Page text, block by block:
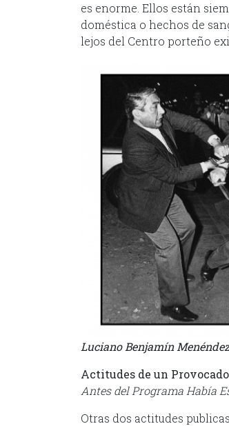
es enorme. Ellos están
doméstica o hechos de
lejos del Centro porteño
Luciano Benjamín
Actitudes de un
Antes del Programa Había
Otras dos actitudes